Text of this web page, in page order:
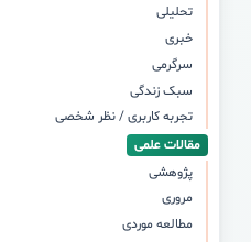
تحلیلی
خبری
سرگرمی
سبک زندگی
تجربه کاربری / نظر شخصی
مقالات علمی
پژوهشی
مروری
مطالعه موردی